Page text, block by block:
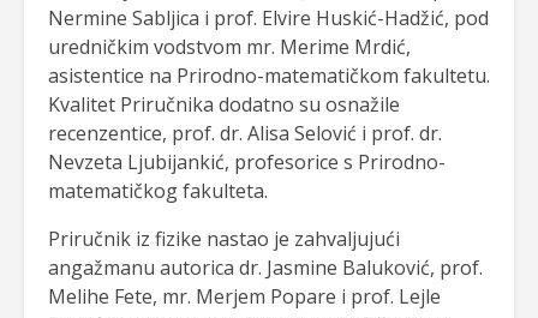
Nermine Sabljica i prof. Elvire Huskić-Hadžić, pod
uredničkim vodstvom mr. Merime Mrdić,
asistentice na Prirodno-matematičkom fakultetu.
Kvalitet Priručnika dodatno su osnažile
recenzentice, prof. dr. Alisa Selović i prof. dr.
Nevzeta Ljubijankić, profesorice s Prirodno-
matematičkog fakulteta.
Priručnik iz fizike nastao je zahvaljujući
angažmanu autorica dr. Jasmine Baluković, prof.
Melihe Fete, mr. Merjem Popare i prof. Lejle